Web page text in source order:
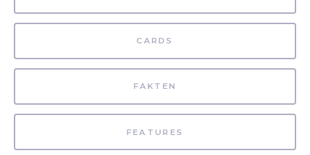
CARDS
FAKTEN
FEATURES